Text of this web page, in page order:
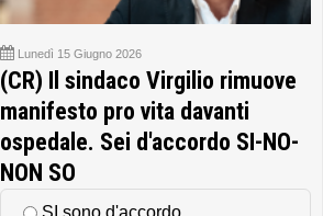
Lunedì 15 Giugno 2026
(CR) Il sindaco Virgilio rimuove
manifesto pro vita davanti
ospedale. Sei d'accordo SI-NO-
NON SO